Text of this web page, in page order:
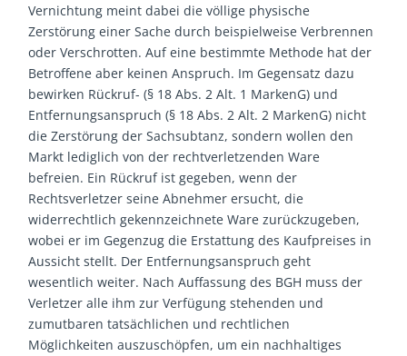
Vernichtung meint dabei die völlige physische
Zerstörung einer Sache durch beispielweise Verbrennen
oder Verschrotten. Auf eine bestimmte Methode hat der
Betroffene aber keinen Anspruch. Im Gegensatz dazu
bewirken Rückruf- (§ 18 Abs. 2 Alt. 1 MarkenG) und
Entfernungsanspruch (§ 18 Abs. 2 Alt. 2 MarkenG) nicht
die Zerstörung der Sachsubtanz, sondern wollen den
Markt lediglich von der rechtverletzenden Ware
befreien. Ein Rückruf ist gegeben, wenn der
Rechtsverletzer seine Abnehmer ersucht, die
widerrechtlich gekennzeichnete Ware zurückzugeben,
wobei er im Gegenzug die Erstattung des Kaufpreises in
Aussicht stellt. Der Entfernungsanspruch geht
wesentlich weiter. Nach Auffassung des BGH muss der
Verletzer alle ihm zur Verfügung stehenden und
zumutbaren tatsächlichen und rechtlichen
Möglichkeiten auszuschöpfen, um ein nachhaltiges